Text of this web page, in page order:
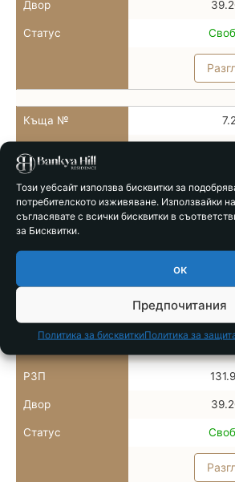
Този уебсайт използва бисквитки за
потребителското изживяване. Използвайки
съгласявате с всички бисквитки в
за Бисквитки.
ок
Предпочитания
Политика за бисквиткиПолитика за
Двор
Статус
Къща №
РЗП
Двор
Статус
Къща №
РЗП
Двор
Статус